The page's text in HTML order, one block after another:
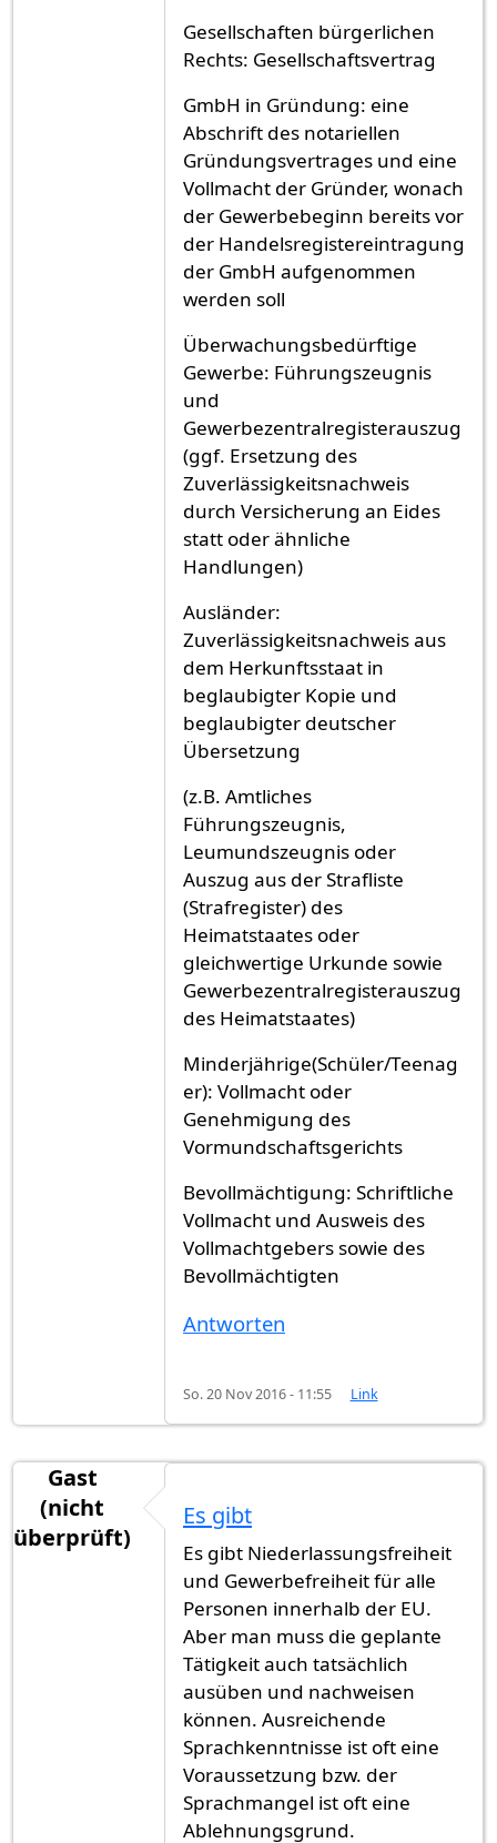
Gesellschaften bürgerlichen
Rechts: Gesellschaftsvertrag
GmbH in Gründung: eine
Abschrift des notariellen
Gründungsvertrages und eine
Vollmacht der Gründer, wonach
der Gewerbebeginn bereits vor
der Handelsregistereintragung
der GmbH aufgenommen
werden soll
Überwachungsbedürftige
Gewerbe: Führungszeugnis
und
Gewerbezentralregisterauszug
(ggf. Ersetzung des
Zuverlässigkeitsnachweis
durch Versicherung an Eides
statt oder ähnliche
Handlungen)
Ausländer:
Zuverlässigkeitsnachweis aus
dem Herkunftsstaat in
beglaubigter Kopie und
beglaubigter deutscher
Übersetzung
(z.B. Amtliches
Führungszeugnis,
Leumundszeugnis oder
Auszug aus der Strafliste
(Strafregister) des
Heimatstaates oder
gleichwertige Urkunde sowie
Gewerbezentralregisterauszug
des Heimatstaates)
Minderjährige(Schüler/Teenag
er): Vollmacht oder
Genehmigung des
Vormundschaftsgerichts
Bevollmächtigung: Schriftliche
Vollmacht und Ausweis des
Vollmachtgebers sowie des
Bevollmächtigten
Antworten
So. 20 Nov 2016 - 11:55 Link
Gast
(nicht
überprüft)
Es gibt
Es gibt Niederlassungsfreiheit
und Gewerbefreiheit für alle
Personen innerhalb der EU.
Aber man muss die geplante
Tätigkeit auch tatsächlich
ausüben und nachweisen
können. Ausreichende
Sprachkenntnisse ist oft eine
Voraussetzung bzw. der
Sprachmangel ist oft eine
Ablehnungsgrund.